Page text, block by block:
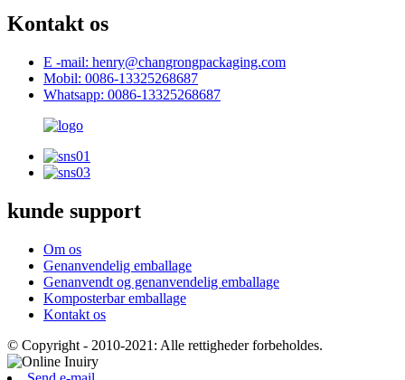
Kontakt os
E -mail: henry@changrongpackaging.com
Mobil: 0086-13325268687
Whatsapp: 0086-13325268687
kunde support
Om os
Genanvendelig emballage
Genanvendt og genanvendelig emballage
Komposterbar emballage
Kontakt os
© Copyright - 2010-2021: Alle rettigheder forbeholdes.